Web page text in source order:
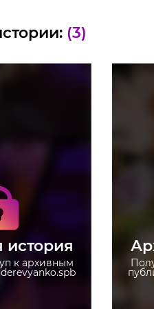
(3)
история
к архивным
на
истории без